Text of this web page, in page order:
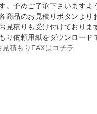
。予めご了承下さいますよ
商品のお見積りボタンより
見積りも受け付けておりま
り依頼用紙をダウンロード
見積もりFAXはコチラ